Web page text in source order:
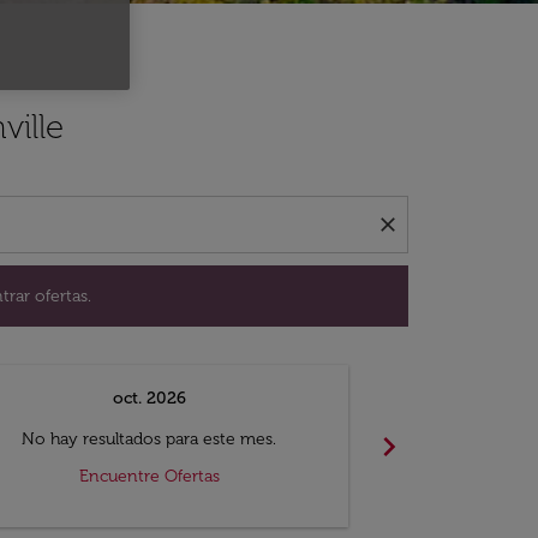
close
ofertas.
para encontrar ofertas.
oct. 2026
No hay resultados para este mes.
Encuentre Ofertas
chevron_right